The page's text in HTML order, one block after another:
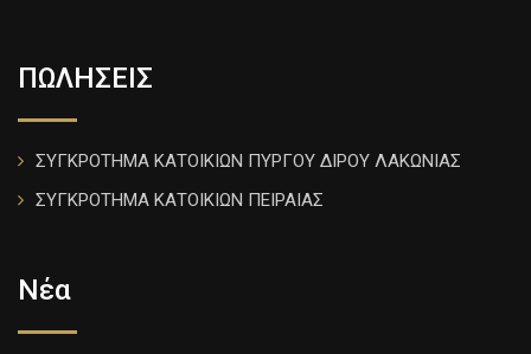
ΠΩΛΗΣΕΙΣ
ΣΥΓΚΡΟΤΗΜΑ ΚΑΤΟΙΚΙΩΝ ΠΥΡΓΟΥ ΔΙΡΟΥ ΛΑΚΩΝΙΑΣ
ΣΥΓΚΡΟΤΗΜΑ ΚΑΤΟΙΚΙΩΝ ΠΕΙΡΑΙΑΣ
Νέα